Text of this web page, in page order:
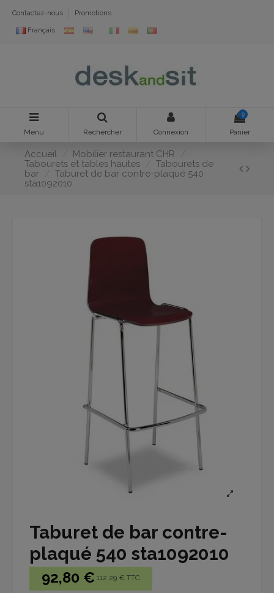
Contactez-nous Promotions
Français
Menu Rechercher Connexion
0
Panier
Accueil
Mobilier restaurant CHR
Tabourets et tables hautes
Tabourets de
bar
Taburet de bar contre-plaqué 540
sta1092010
Taburet de bar contre-
plaqué 540 sta1092010
92,80 € 112.29 € TTC